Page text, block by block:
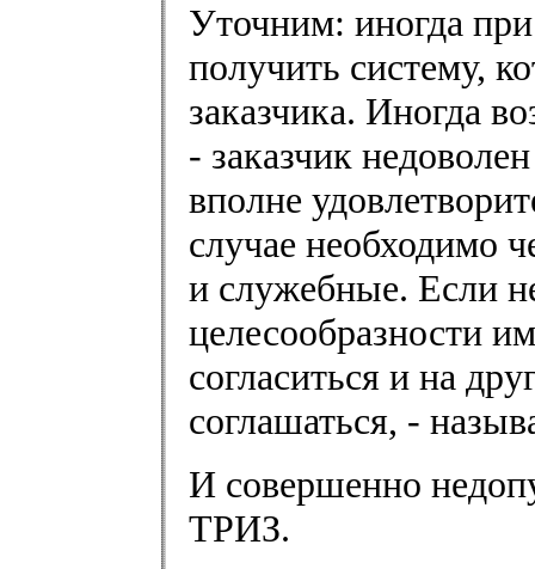
Уточним: иногда
получить систему,
заказчика. Иногда
- заказчик
вполне
случае необходимо
и служебные. Если
целесообразности
согласиться и на
соглашаться, -
И совершенно
ТРИЗ.